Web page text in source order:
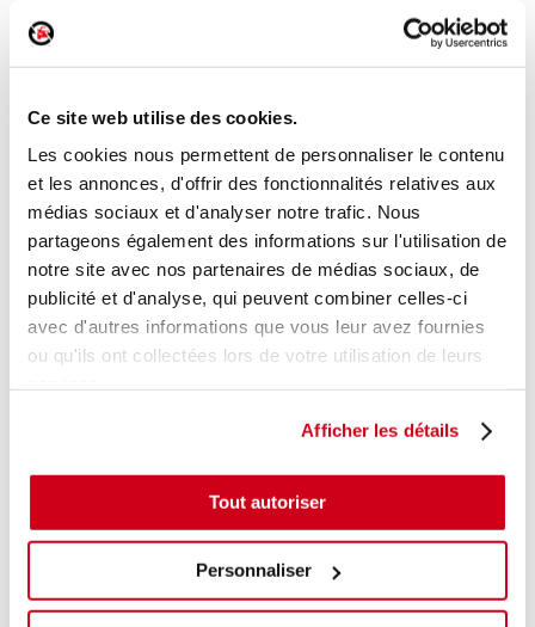
Ce site web utilise des cookies.
Les cookies nous permettent de personnaliser le contenu
et les annonces, d'offrir des fonctionnalités relatives aux
médias sociaux et d'analyser notre trafic. Nous
partageons également des informations sur l'utilisation de
notre site avec nos partenaires de médias sociaux, de
publicité et d'analyse, qui peuvent combiner celles-ci
avec d'autres informations que vous leur avez fournies
ou qu'ils ont collectées lors de votre utilisation de leurs
Afficher les détails
Tout autoriser
Personnaliser
Poignée intérieure porte avant gauche
Réf. constructeur :1748825
Modèle d'origine : FORD FIESTA 6 2008 - 201211
Modèle de provenance
Caractéristiques techniques
En stock 25,00 € TTC
AJOUTER AU PANIER